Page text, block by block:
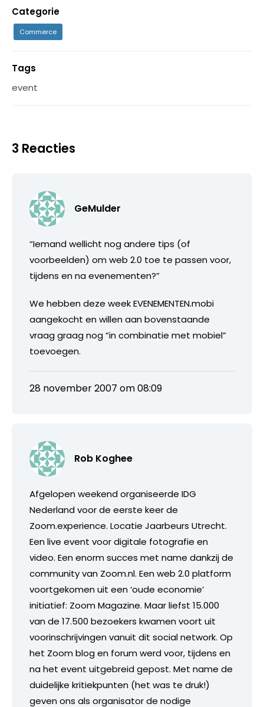
Categorie
Commerce
Tags
event
3 Reacties
GeMulder
“Iemand wellicht nog andere tips (of
voorbeelden) om web 2.0 toe te passen voor,
tijdens en na evenementen?”
We hebben deze week EVENEMENTEN.mobi
aangekocht en willen aan bovenstaande
vraag graag nog “in combinatie met mobiel”
toevoegen.
28 november 2007 om 08:09
Rob Koghee
Afgelopen weekend organiseerde IDG
Nederland voor de eerste keer de
Zoom.experience. Locatie Jaarbeurs Utrecht.
Een live event voor digitale fotografie en
video. Een enorm succes met name dankzij de
community van Zoom.nl. Een web 2.0 platform
voortgekomen uit een ‘oude economie’
initiatief: Zoom Magazine. Maar liefst 15.000
van de 17.500 bezoekers kwamen voort uit
voorinschrijvingen vanuit dit social network. Op
het Zoom blog en forum werd voor, tijdens en
na het event uitgebreid gepost. Met name de
duidelijke kritiekpunten (het was te druk!)
geven ons als organisator de nodige